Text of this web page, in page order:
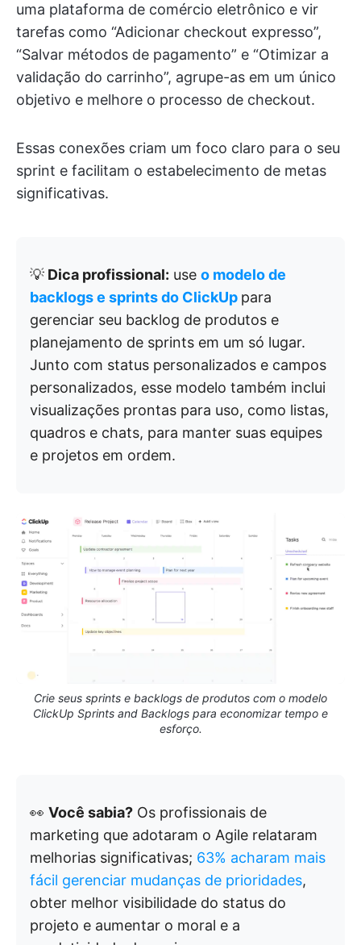
uma plataforma de comércio eletrônico e vir
tarefas como “Adicionar checkout expresso”,
“Salvar métodos de pagamento” e “Otimizar a
validação do carrinho”, agrupe-as em um único
objetivo e melhore o processo de checkout.
Essas conexões criam um foco claro para o seu
sprint e facilitam o estabelecimento de metas
significativas.
💡 Dica profissional: use o modelo de
backlogs e sprints do ClickUp para
gerenciar seu backlog de produtos e
planejamento de sprints em um só lugar.
Junto com status personalizados e campos
personalizados, esse modelo também inclui
visualizações prontas para uso, como listas,
quadros e chats, para manter suas equipes
e projetos em ordem.
Crie seus sprints e backlogs de produtos com o modelo
ClickUp Sprints and Backlogs para economizar tempo e
esforço.
👀 Você sabia? Os profissionais de
marketing que adotaram o Agile relataram
melhorias significativas; 63% acharam mais
fácil gerenciar mudanças de prioridades,
obter melhor visibilidade do status do
projeto e aumentar o moral e a